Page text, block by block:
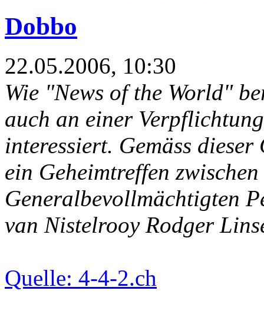
Dobbo
22.05.2006, 10:30
Wie "News of the World"
auch an einer
interessiert. Gemäss
ein Geheimtreffen
Generalbevollmächtigten
van Nistelrooy Rodger
Quelle: 4-4-2.ch